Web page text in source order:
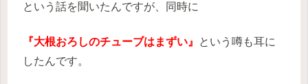
という話を聞いたんですが、同時に
『大根おろしのチューブはまずい』
という噂も耳に
したんです。